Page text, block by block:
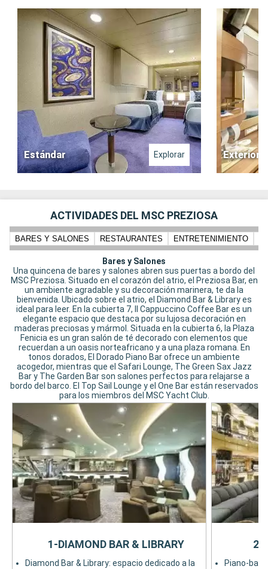
Estándar Explorar Exterior
ACTIVIDADES DEL MSC PREZIOSA
BARES Y SALONES RESTAURANTES ENTRETENIMIENTO
Bares y Salones
Una quincena de bares y salones abren sus puertas a bordo del
MSC Preziosa. Situado en el corazón del atrio, el Preziosa Bar, en
un ambiente agradable y su decoración marinera, te da la
bienvenida. Ubicado sobre el atrio, el Diamond Bar & Library es
ideal para leer. En la cubierta 7, II Cappuccino Coffee Bar es un
elegante espacio que destaca por su lujosa decoración en
maderas preciosas y mármol. Situada en la cubierta 6, la Plaza
Fenicia es un gran salón de té decorado con elementos que
recuerdan a un oasis norteafricano y a una plaza romana. En
tonos dorados, El Dorado Piano Bar ofrece un ambiente
acogedor, mientras que el Safari Lounge, The Green Sax Jazz
Bar y The Garden Bar son salones perfectos para relajarse a
bordo del barco. El Top Sail Lounge y el One Bar están reservados
para los miembros del MSC Yacht Club.
Diamond Bar & Library: espacio dedicado a la
1-DIAMOND BAR & LIBRARY
Piano-bar
2-